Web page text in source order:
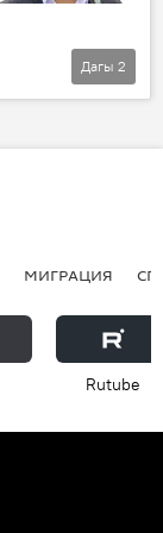
Дагы 2
МИГРАЦИЯ
Rutube